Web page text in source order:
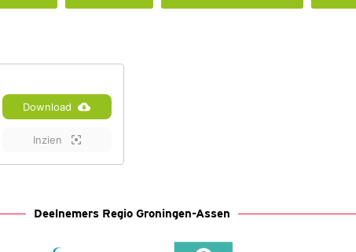
Download
Inzien
Deelnemers Regio Groningen-Assen